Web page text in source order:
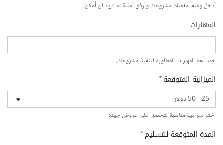
أدخل وصفاً مفصلاً لمشروعك وأرفق أمثلة لما تريد ان أمكن.
المهارات
حدد أهم المهارات المطلوبة لتنفيذ مشروعك.
الميزانية المتوقعة*
اختر ميزانية مناسبة لتحصل على عروض جيدة
المدة المتوقعة للتسليم*